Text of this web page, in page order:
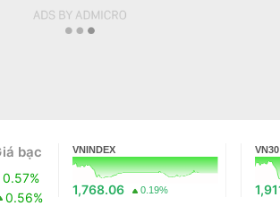
bạc
0.57%
0.56%
VNINDEX
1,768.06 0.19%
VN30